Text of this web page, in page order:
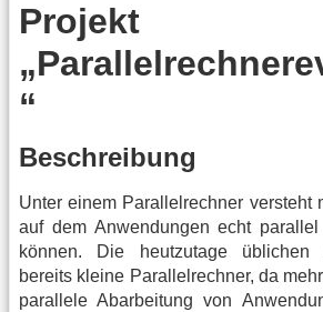
Projekt
“
Beschreibung
Unter einem Parallelrechner versteht
auf dem Anwendungen echt
können. Die heutzutage üblichen
bereits kleine Parallelrechner, da
parallele Abarbeitung von